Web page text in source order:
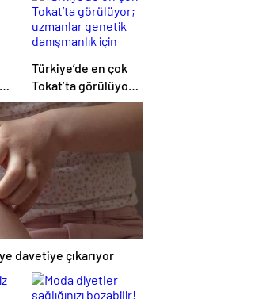
Türkiye’de en çok
Tokat’ta görülüyor;
uzmanlar genetik
danışmanlık için
vatandaşları
uyarıyor! FMF
hastalığı alarmı
davetiye çıkarıyor